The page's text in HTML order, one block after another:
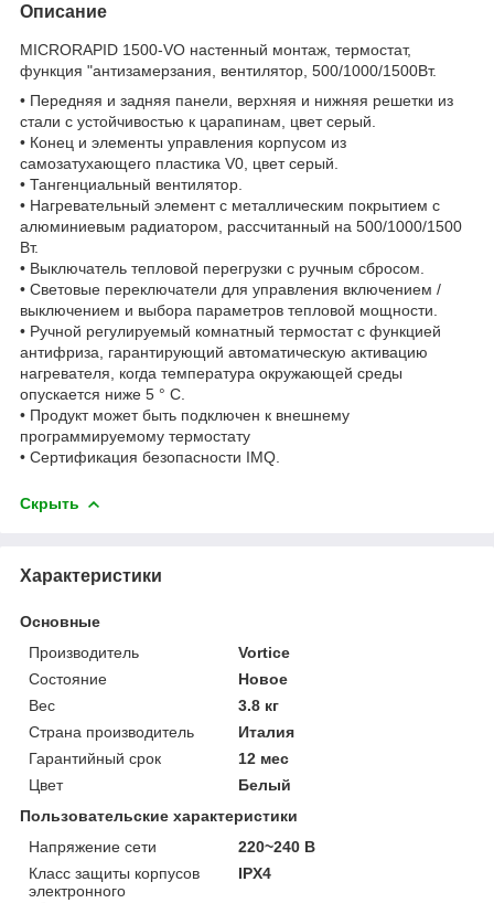
Описание
MICRORAPID 1500-VO настенный монтаж, термостат,
функция "антизамерзания, вентилятор, 500/1000/1500Вт.
• Передняя и задняя панели, верхняя и нижняя решетки из
стали с устойчивостью к царапинам, цвет серый.
• Конец и элементы управления корпусом из
самозатухающего пластика V0, цвет серый.
• Тангенциальный вентилятор.
• Нагревательный элемент с металлическим покрытием с
алюминиевым радиатором, рассчитанный на 500/1000/1500
Вт.
• Выключатель тепловой перегрузки с ручным сбросом.
• Световые переключатели для управления включением /
выключением и выбора параметров тепловой мощности.
• Ручной регулируемый комнатный термостат с функцией
антифриза, гарантирующий автоматическую активацию
нагревателя, когда температура окружающей среды
опускается ниже 5 ° C.
• Продукт может быть подключен к внешнему
программируемому термостату
• Сертификация безопасности IMQ.
Скрыть
Характеристики
Основные
Производитель
Vortice
Состояние
Новое
Вес
3.8 кг
Страна производитель
Италия
Гарантийный срок
12 мес
Цвет
Белый
Пользовательские характеристики
Напряжение сети
220~240 В
Класс защиты корпусов
электронного
IPХ4